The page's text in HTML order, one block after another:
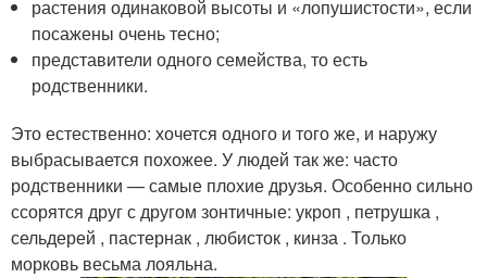
растения одинаковой высоты и «лопушистости», если
посажены очень тесно;
представители одного семейства, то есть
родственники.
Это естественно: хочется одного и того же, и наружу
выбрасывается похожее. У людей так же: часто
родственники — самые плохие друзья. Особенно сильно
ссорятся друг с другом зонтичные: укроп , петрушка ,
сельдерей , пастернак , любисток , кинза . Только
морковь весьма лояльна.